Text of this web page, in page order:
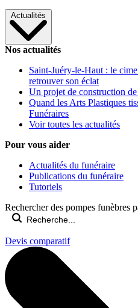
Actualités
Nos actualités
Saint-Juéry-le-Haut : le
retrouver son éclat
Un projet de construction
Quand les Arts Plastiques
Funéraires
Voir toutes les actualités
Pour vous aider
Actualités du funéraire
Publications du funéraire
Tutoriels
Rechercher des pompes funèbres
Devis comparatif